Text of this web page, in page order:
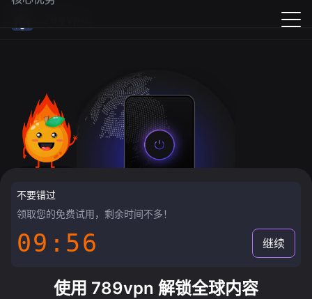
不要错过
领取您的免费试用，剩余时间不多！
09:55 继续
使用 789vpn 解锁全球内容